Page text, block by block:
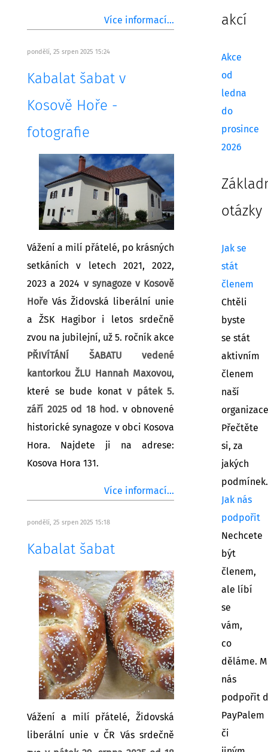
Více informací...
pondělí, 25 srpen 2025 15:24
Kabalat šabat v
Kosově Hoře -
fotografie
Vážení a milí přátelé, po krásných
setkáních v letech 2021, 2022,
2023 a 2024 v synagoze v Kosově
Hoře Vás Židovská liberální unie
a ŽSK Hagibor i letos srdečně
zvou na jubilejní, už 5. ročník akce
PŘIVÍTÁNÍ ŠABATU vedené
kantorkou ŽLU Hannah Maxovou,
které se bude konat v pátek 5.
září 2025 od 18 hod. v obnovené
historické synagoze v obci Kosova
Hora. Najdete ji na adrese:
Kosova Hora 131.
Více informací...
pondělí, 25 srpen 2025 15:18
Kabalat šabat
Vážení a milí přátelé, Židovská
liberální unie v ČR Vás srdečně
akcí
Akce
od
ledna
do
prosince
2026
otázky
Jak se
stát
členem
Chtěli
byste
se stát
aktivním
členem
naší
Přečtěte
si, za
jakých
podmínek.
Jak nás
podpořit
Nechcete
být
členem,
ale líbí
se
vám,
co
děláme.
nás
podpořit
PayPalem
či